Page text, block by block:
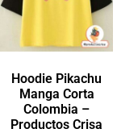
Hoodie Pikachu
Manga Corta
Colombia –
Productos Crisa